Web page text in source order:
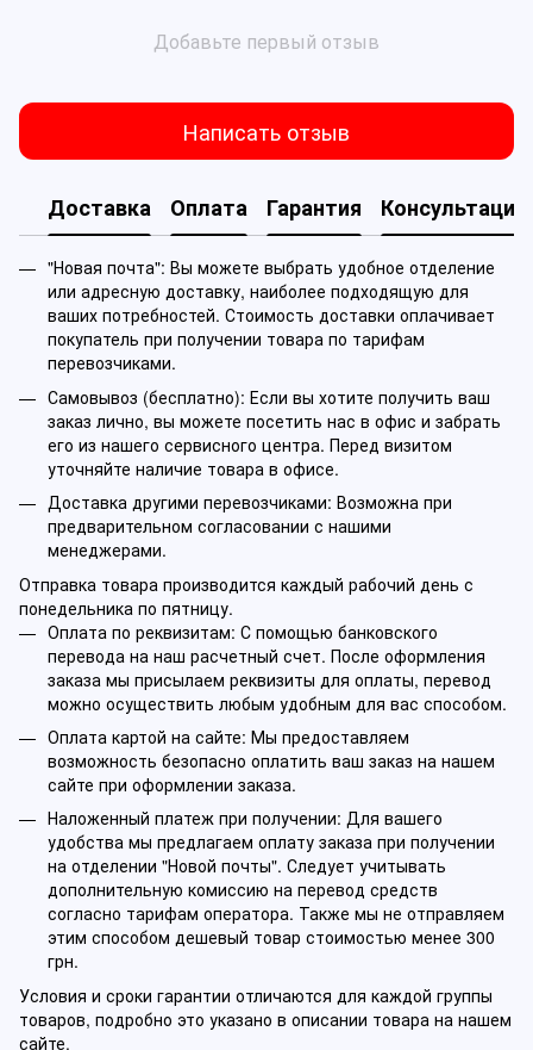
Добавьте первый отзыв
Написать отзыв
Доставка Оплата Гарантия Консультация
"Новая почта": Вы можете выбрать удобное отделение
или адресную доставку, наиболее подходящую для
ваших потребностей. Стоимость доставки оплачивает
покупатель при получении товара по тарифам
перевозчиками.
Самовывоз (бесплатно): Если вы хотите получить ваш
заказ лично, вы можете посетить нас в офис и забрать
его из нашего сервисного центра. Перед визитом
уточняйте наличие товара в офисе.
Доставка другими перевозчиками: Возможна при
предварительном согласовании с нашими
менеджерами.
Отправка товара производится каждый рабочий день с
понедельника по пятницу.
Оплата по реквизитам: С помощью банковского
перевода на наш расчетный счет. После оформления
заказа мы присылаем реквизиты для оплаты, перевод
можно осуществить любым удобным для вас способом.
Оплата картой на сайте: Мы предоставляем
возможность безопасно оплатить ваш заказ на нашем
сайте при оформлении заказа.
Наложенный платеж при получении: Для вашего
удобства мы предлагаем оплату заказа при получении
на отделении "Новой почты". Следует учитывать
дополнительную комиссию на перевод средств
согласно тарифам оператора. Также мы не отправляем
этим способом дешевый товар стоимостью менее 300
грн.
Условия и сроки гарантии отличаются для каждой группы
товаров, подробно это указано в описании товара на нашем
сайте.